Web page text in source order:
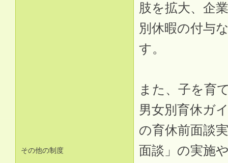
その他の制度
肢を拡大、企
別休暇の付与
す。
また、子を育
男女別育休ガ
の育休前面談
面談」の実施